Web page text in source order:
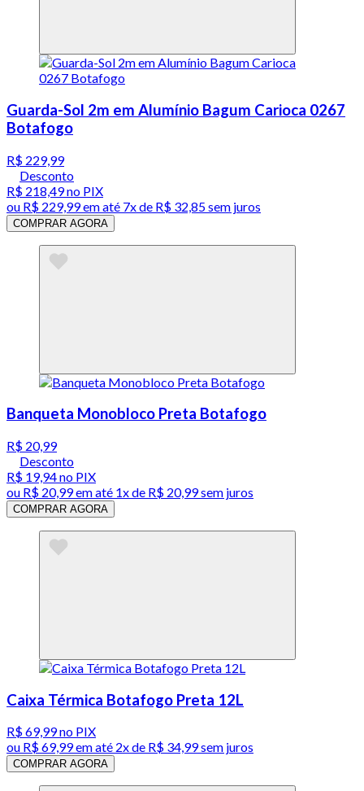
Guarda-Sol 2m em Alumínio Bagum Carioca 0267
Botafogo
R$ 229,99
Desconto
R$ 218,49no PIX
ou R$ 229,99em até 7x de R$ 32,85 sem juros
COMPRAR AGORA
Banqueta Monobloco Preta Botafogo
R$ 20,99
Desconto
R$ 19,94no PIX
ou R$ 20,99em até 1x de R$ 20,99sem juros
COMPRAR AGORA
Caixa Térmica Botafogo Preta 12L
R$ 69,99no PIX
ou R$ 69,99em até 2x de R$ 34,99 sem juros
COMPRAR AGORA